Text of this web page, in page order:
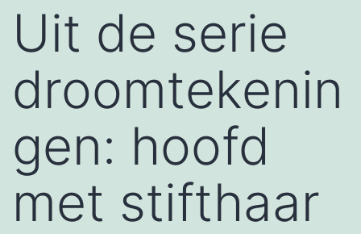
Uit de serie
droomtekenin
gen: hoofd
met stifthaar